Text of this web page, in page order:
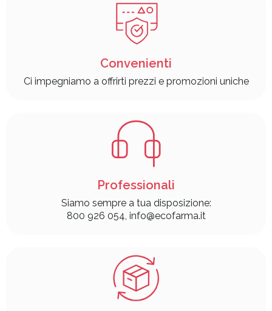
Convenienti
Ci impegniamo a offrirti prezzi e promozioni uniche
Professionali
Siamo sempre a tua disposizione:
800 926 054, info@ecofarma.it